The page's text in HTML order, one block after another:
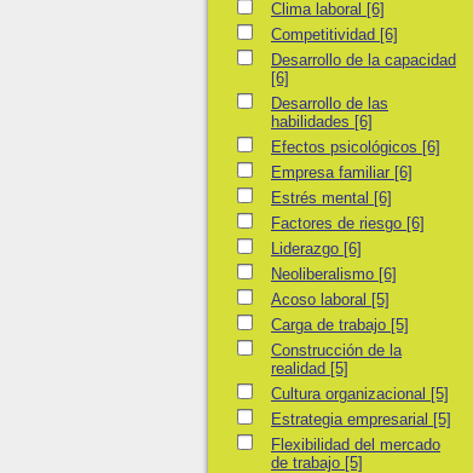
Clima laboral
Clima laboral [6]
Competitividad
Competitividad [6]
Desarrollo de la capacidad
Desarrollo de la capacidad
[6]
Desarrollo de las habilidades
Desarrollo de las
habilidades [6]
Efectos psicológicos
Efectos psicológicos [6]
Empresa familiar
Empresa familiar [6]
Estrés mental
Estrés mental [6]
Factores de riesgo
Factores de riesgo [6]
LiderazgoLiderazgo [6]
Neoliberalismo
Neoliberalismo [6]
Acoso laboral
Acoso laboral [5]
Carga de trabajo
Carga de trabajo [5]
Construcción de la realidad
Construcción de la
realidad [5]
Cultura organizacional
Cultura organizacional [5]
Estrategia empresarial
Estrategia empresarial [5]
Flexibilidad del mercado de trabajo
Flexibilidad del mercado
de trabajo [5]